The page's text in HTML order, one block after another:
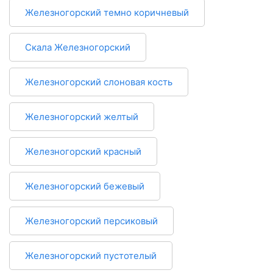
Железногорский темно коричневый
Скала Железногорский
Железногорский слоновая кость
Железногорский желтый
Железногорский красный
Железногорский бежевый
Железногорский персиковый
Железногорский пустотелый